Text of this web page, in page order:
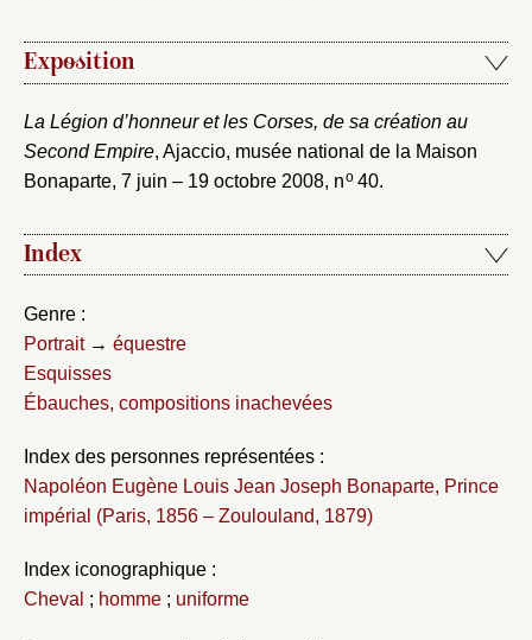
Exposition
La Légion d’honneur et les Corses, de sa création au
Second Empire, Ajaccio, musée national de la Maison
Bonaparte, 7 juin – 19 octobre 2008, no40.
Index
Genre :
Portrait→ équestre
Esquisses
Ébauches, compositions inachevées
Index des personnes représentées :
Napoléon Eugène Louis Jean Joseph Bonaparte, Prince
impérial (Paris, 1856 – Zoulouland, 1879)
Index iconographique :
Cheval ; homme ; uniforme